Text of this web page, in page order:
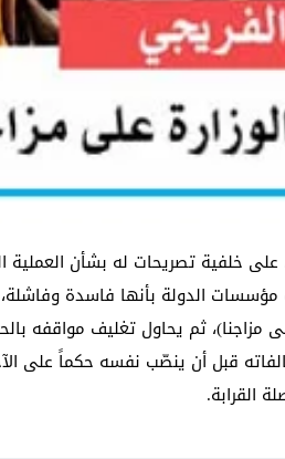
خلفية تصريحات له بشأن العملية
الدولة بأنها فاسدة وفاشلة،
مزاجنا)، ثم يحاول تغليف مواقفه
قبل أن ينصّب نفسه حكماً على
القرابة.